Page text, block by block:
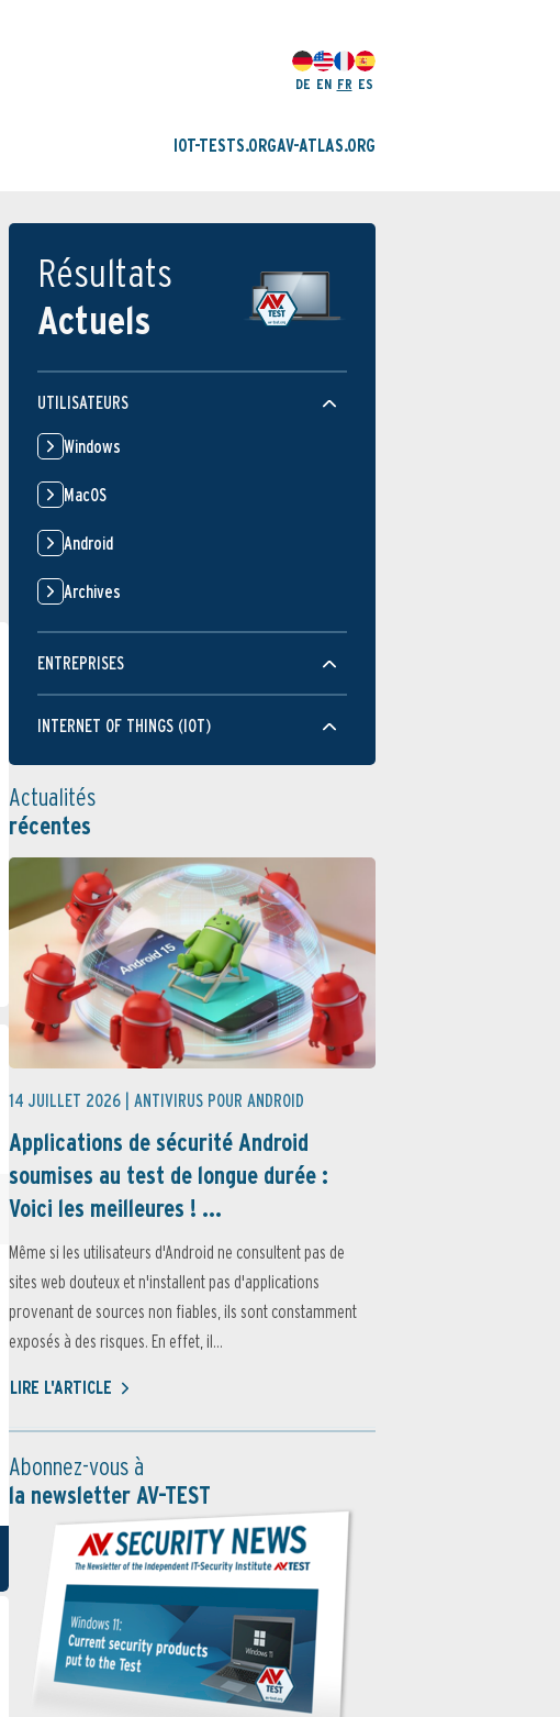
DE EN FR ES
IOT-TESTS.ORGAV-ATLAS.ORG
Résultats
Actuels
UTILISATEURS
Windows
MacOS
Android
Archives
ENTREPRISES
INTERNET OF THINGS (IOT)
Actualités
récentes
14 JUILLET 2026 | ANTIVIRUS POUR ANDROID
Applications de sécurité Android
soumises au test de longue durée :
Voici les meilleures ! ...
Même si les utilisateurs d'Android ne consultent pas de
sites web douteux et n'installent pas d'applications
provenant de sources non fiables, ils sont constamment
exposés à des risques. En effet, il...
LIRE L'ARTICLE
Abonnez-vous à
la newsletter AV-TEST